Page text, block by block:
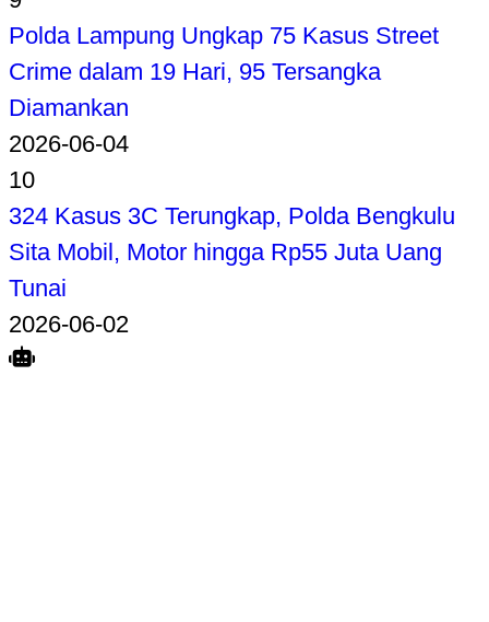
Polda Lampung Ungkap 75 Kasus Street
Crime dalam 19 Hari, 95 Tersangka
Diamankan
2026-06-04
10
324 Kasus 3C Terungkap, Polda Bengkulu
Sita Mobil, Motor hingga Rp55 Juta Uang
Tunai
2026-06-02